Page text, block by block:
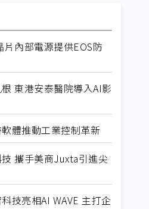
內部電源提供EOS防
東港安泰醫院導入AI影
體推動工業控制革新
攜手美商Juxta引進尖
技亮相AI WAVE 主打企